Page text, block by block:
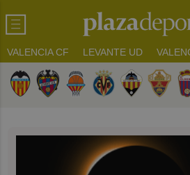
VALENCIA CF LEVANTE UD